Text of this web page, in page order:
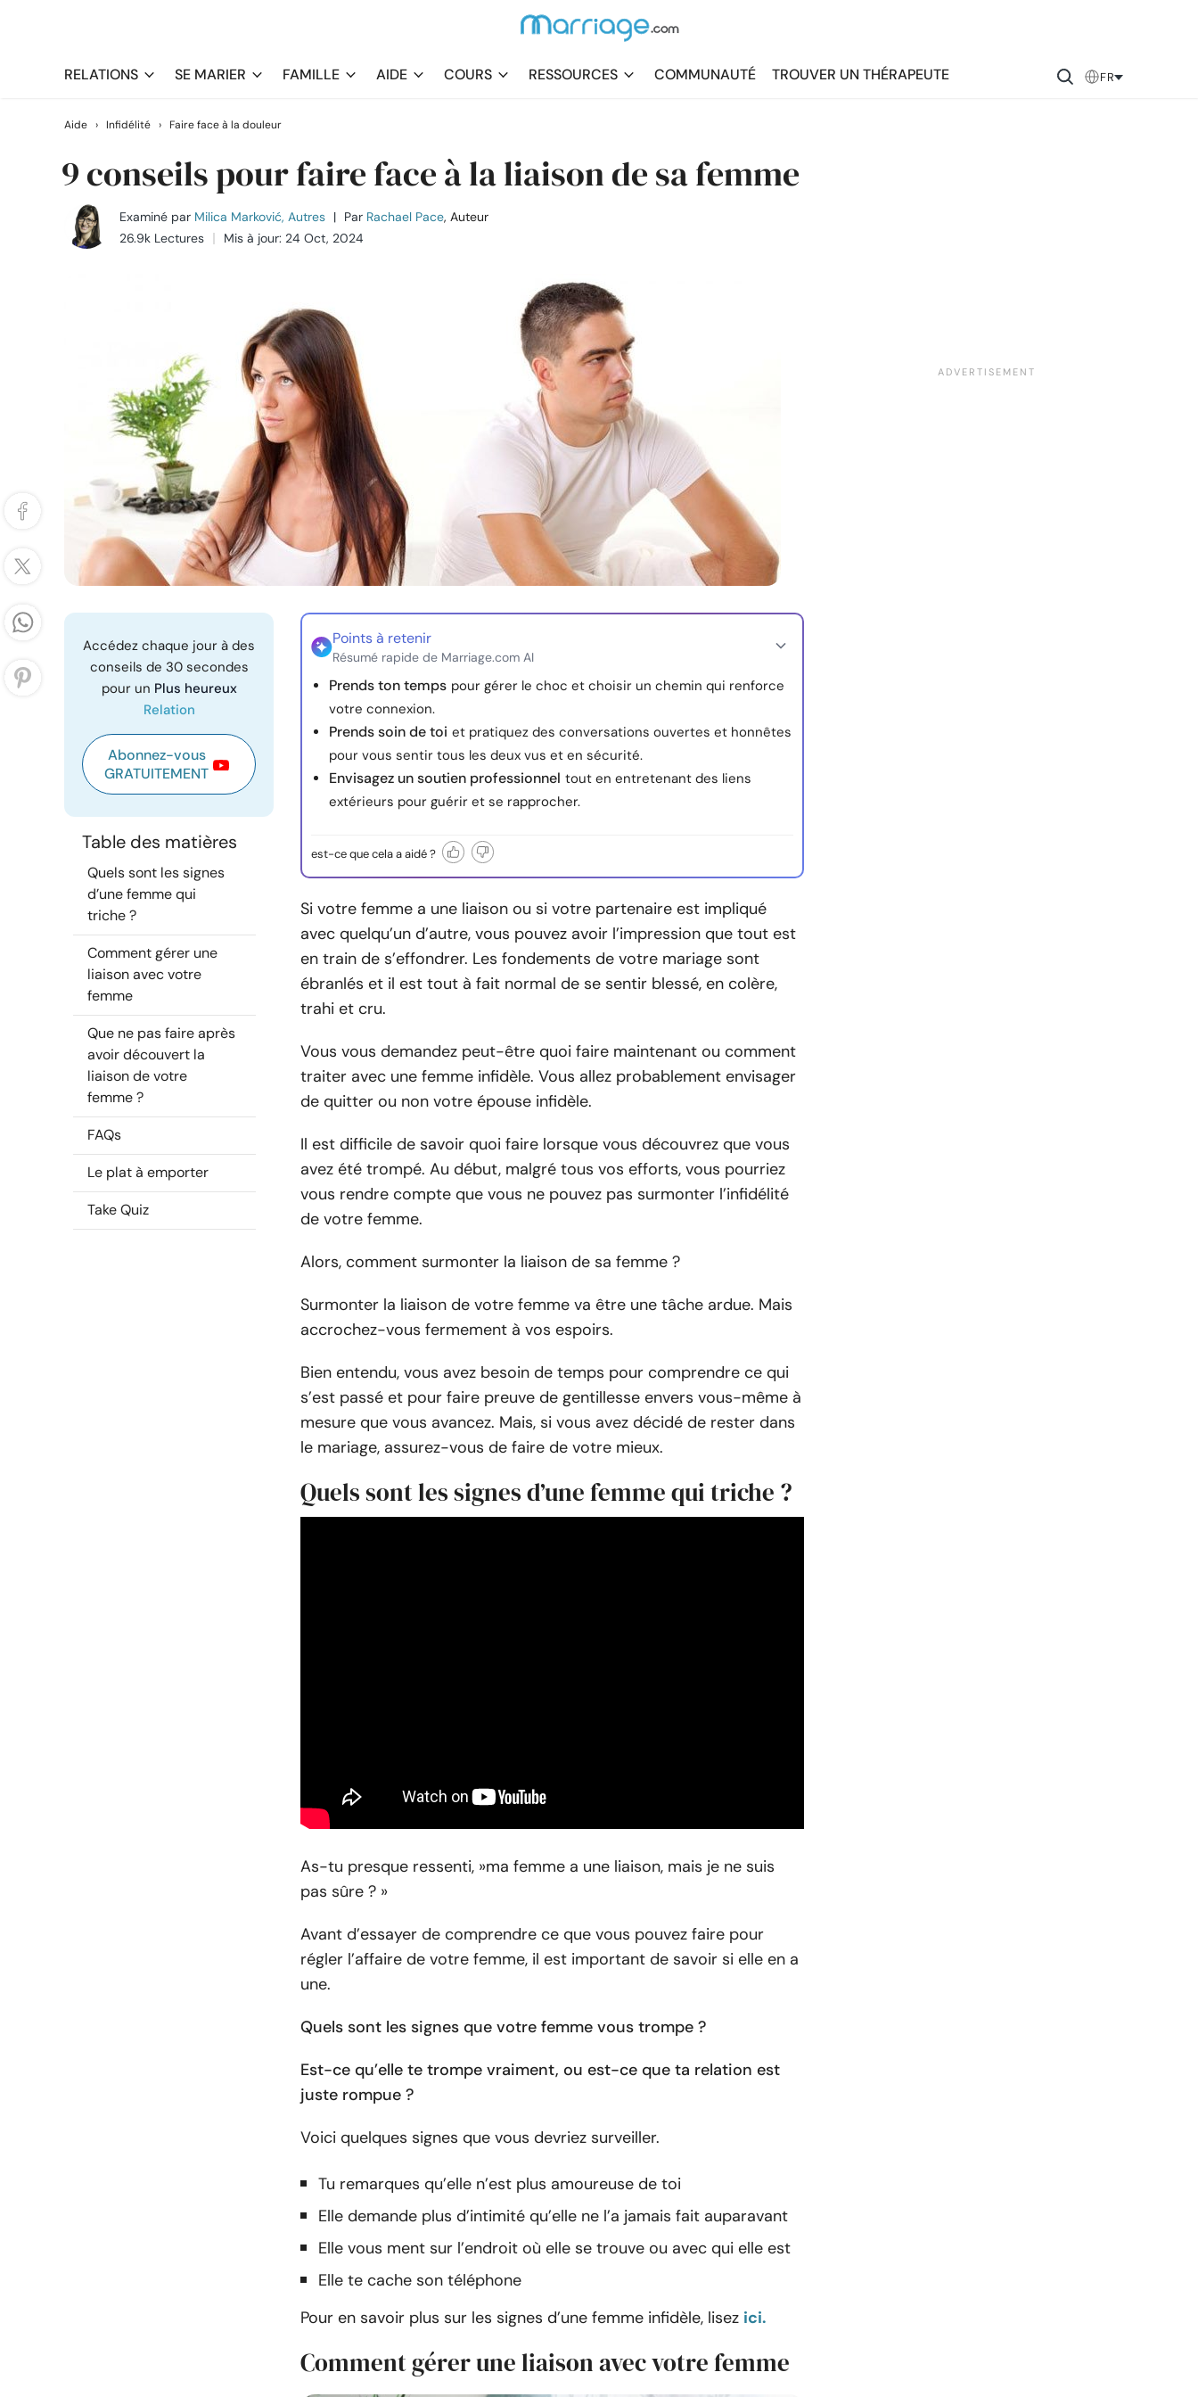
RELATIONS SE MARIER FAMILLE AIDE COURS RESSOURCES COMMUNAUTÉ TROUVER UN THÉRAPEUTE FR
Aide › Infidélité › Faire face à la douleur
9 conseils pour faire face à la liaison de sa femme
Examiné par Milica Marković, Autres | Par Rachael Pace, Auteur
26.9k Lectures
Mis à jour: 24 Oct, 2024
Accédez chaque jour à des
conseils de 30 secondes
pour un Plus heureux
Relation
Abonnez-vous
GRATUITEMENT
Table des matières
Quels sont les signes
d’une femme qui
triche ?
Comment gérer une
liaison avec votre
femme
Que ne pas faire après
avoir découvert la
liaison de votre
femme ?
FAQs
Le plat à emporter
Take Quiz
Points à retenir
Résumé rapide de Marriage.com AI
Prends ton temps pour gérer le choc et choisir un chemin qui renforce
votre connexion.
Prends soin de toi et pratiquez des conversations ouvertes et honnêtes
pour vous sentir tous les deux vus et en sécurité.
Envisagez un soutien professionnel tout en entretenant des liens
extérieurs pour guérir et se rapprocher.
est-ce que cela a aidé ?
Si votre femme a une liaison ou si votre partenaire est impliqué
avec quelqu’un d’autre, vous pouvez avoir l’impression que tout est
en train de s’effondrer. Les fondements de votre mariage sont
ébranlés et il est tout à fait normal de se sentir blessé, en colère,
trahi et cru.
Vous vous demandez peut-être quoi faire maintenant ou comment
traiter avec une femme infidèle. Vous allez probablement envisager
de quitter ou non votre épouse infidèle.
Il est difficile de savoir quoi faire lorsque vous découvrez que vous
avez été trompé. Au début, malgré tous vos efforts, vous pourriez
vous rendre compte que vous ne pouvez pas surmonter l’infidélité
de votre femme.
Alors, comment surmonter la liaison de sa femme ?
Surmonter la liaison de votre femme va être une tâche ardue. Mais
accrochez-vous fermement à vos espoirs.
Bien entendu, vous avez besoin de temps pour comprendre ce qui
s’est passé et pour faire preuve de gentillesse envers vous-même à
mesure que vous avancez. Mais, si vous avez décidé de rester dans
le mariage, assurez-vous de faire de votre mieux.
Quels sont les signes d’une femme qui triche ?
As-tu presque ressenti, »ma femme a une liaison, mais je ne suis
pas sûre ? »
Avant d’essayer de comprendre ce que vous pouvez faire pour
régler l’affaire de votre femme, il est important de savoir si elle en a
une.
Quels sont les signes que votre femme vous trompe ?
Est-ce qu’elle te trompe vraiment, ou est-ce que ta relation est
juste rompue ?
Voici quelques signes que vous devriez surveiller.
Tu remarques qu’elle n’est plus amoureuse de toi
Elle demande plus d’intimité qu’elle ne l’a jamais fait auparavant
Elle vous ment sur l’endroit où elle se trouve ou avec qui elle est
Elle te cache son téléphone
Pour en savoir plus sur les signes d’une femme infidèle, lisez ici.
Comment gérer une liaison avec votre femme